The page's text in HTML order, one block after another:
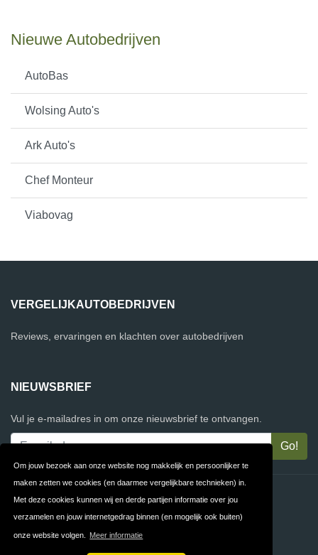
Om jouw bezoek aan onze website nog makkelijk en persoonlijker te
maken zetten we cookies (en daarmee vergelijkbare technieken) in.
Met deze cookies kunnen wij en derde partijen informatie over jou
verzamelen en jouw internetgedrag binnen (en mogelijk ook buiten)
onze website volgen. Meer informatie
Nieuwe Autobedrijven
AutoBas
Wolsing Auto's
Ark Auto's
Chef Monteur
Viabovag
VERGELIJKAUTOBEDRIJVEN
Reviews, ervaringen en klachten over autobedrijven
NIEUWSBRIEF
Vul je e-mailadres in om onze nieuwsbrief te ontvangen.
Contact Privacy
Algemene FAQ